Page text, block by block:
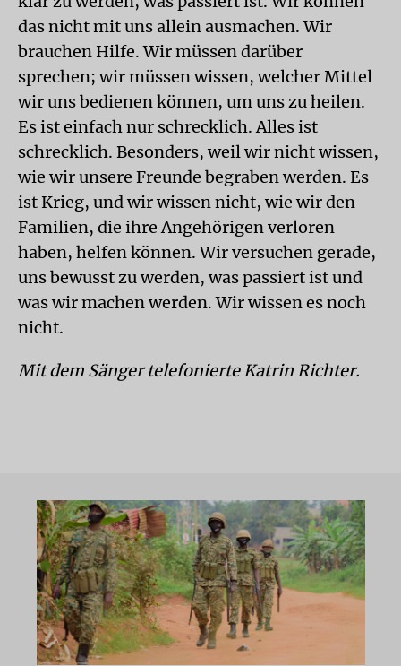
das nicht mit uns allein ausmachen. Wir
brauchen Hilfe. Wir müssen darüber
sprechen; wir müssen wissen, welcher Mittel
wir uns bedienen können, um uns zu heilen.
Es ist einfach nur schrecklich. Alles ist
schrecklich. Besonders, weil wir nicht wissen,
wie wir unsere Freunde begraben werden. Es
ist Krieg, und wir wissen nicht, wie wir den
Familien, die ihre Angehörigen verloren
haben, helfen können. Wir versuchen gerade,
uns bewusst zu werden, was passiert ist und
was wir machen werden. Wir wissen es noch
nicht.
Mit dem Sänger telefonierte Katrin Richter.